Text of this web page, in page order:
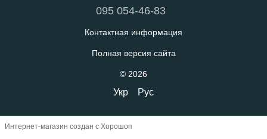
095 054-46-83
Контактная информация
Полная версия сайта
© 2026
Укр Рус
Интернет-магазин создан с Хорошоп